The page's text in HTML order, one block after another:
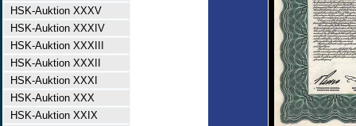
HSK-Auktion XXXV
HSK-Auktion XXXIV
HSK-Auktion XXXIII
HSK-Auktion XXXII
HSK-Auktion XXXI
HSK-Auktion XXX
HSK-Auktion XXIX